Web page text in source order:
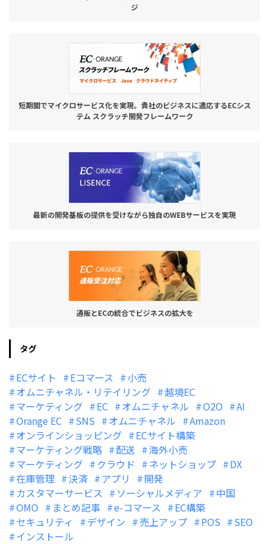
ジ
短期間でマイクロサービス化を実現。貴社のビジネスに適応するECシス
テム スクラッチ開発フレームワーク
最新の開発基板の提供を受けながら独自のWEBサービスを実現
通販とECの統合でビジネスの拡大を
タグ
ECサイト Eコマース
小売
オムニチャネル・リテイリング
越境EC
マーケティング
EC オムニチャネル O2O
AI
Orange EC
SNS オムニチャネル
Amazon
オンラインショッピング
ECサイト構築
マーケティング戦略
配送
海外小売
マーケティング
クラウド ネットショップ
DX
在庫管理
決済 アプリ
開発
カスタマーサービス
ソーシャルメディア
中国
OMO
まとめ記事 e-コマース
EC構築
セキュリティ
デザイン 売上アップ POS
SEO
インストール